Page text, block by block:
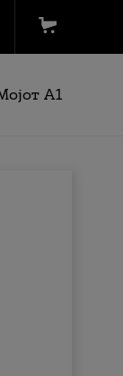
A1